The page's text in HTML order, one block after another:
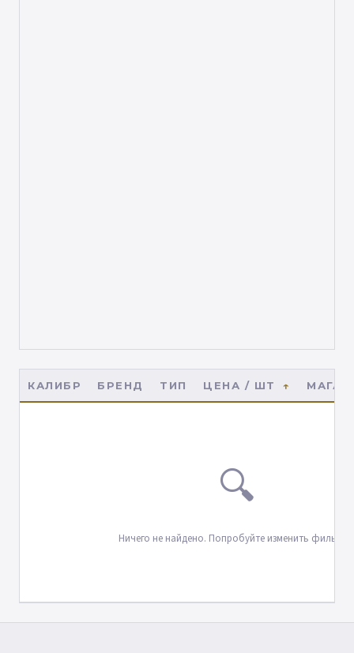
КАЛИБР БРЕНД ТИП ЦЕНА / ШТ
🔍
Ничего не найдено. Попробуйте изменить